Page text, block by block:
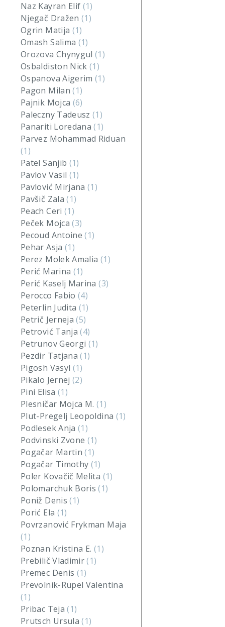
Naz Kayran Elif (1)
Njegač Dražen(1)
Ogrin Matija (1)
Omash Salima (1)
Orozova Chynygul(1)
Osbaldiston Nick(1)
Ospanova Aigerim(1)
Pagon Milan(1)
Pajnik Mojca (6)
Paleczny Tadeusz(1)
Panariti Loredana(1)
Parvez Mohammad Riduan
(1)
Patel Sanjib (1)
Pavlov Vasil (1)
Pavlović Mirjana(1)
Pavšič Zala(1)
Peach Ceri (1)
Peček Mojca(3)
Pecoud Antoine(1)
Pehar Asja (1)
Perez Molek Amalia (1)
Perić Marina (1)
Perić Kaselj Marina(3)
Perocco Fabio(4)
Peterlin Judita (1)
Petrič Jerneja(5)
Petrović Tanja(4)
Petrunov Georgi (1)
Pezdir Tatjana(1)
Pigosh Vasyl (1)
Pikalo Jernej(2)
Pini Elisa (1)
Plesničar Mojca M. (1)
Plut-Pregelj Leopoldina (1)
Podlesek Anja(1)
Podvinski Zvone (1)
Pogačar Martin(1)
Pogačar Timothy (1)
Poler Kovačič Melita (1)
Polomarchuk Boris(1)
Poniž Denis(1)
Porić Ela (1)
Povrzanović Frykman Maja
(1)
Poznan Kristina E. (1)
Prebilič Vladimir(1)
Premec Denis (1)
Prevolnik-Rupel Valentina
(1)
Pribac Teja(1)
Prutsch Ursula(1)